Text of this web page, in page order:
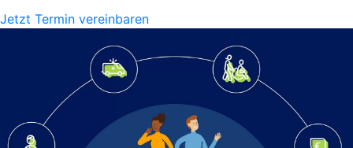
Jetzt Termin vereinbaren